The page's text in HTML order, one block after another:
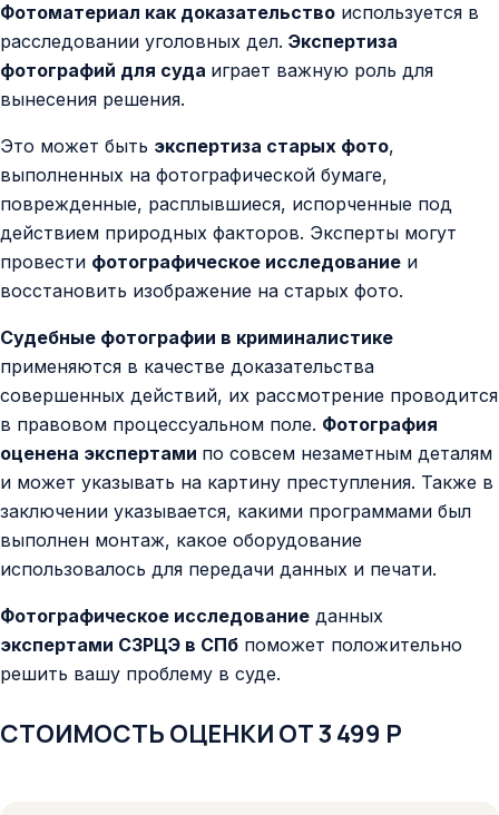
Фотоматериал как доказательство используется в
расследовании уголовных дел. Экспертиза
фотографий для суда играет важную роль для
вынесения решения.
Это может быть экспертиза старых фото,
выполненных на фотографической бумаге,
поврежденные, расплывшиеся, испорченные под
действием природных факторов. Эксперты могут
провести фотографическое исследование и
восстановить изображение на старых фото.
Судебные фотографии в криминалистике
применяются в качестве доказательства
совершенных действий, их рассмотрение проводится
в правовом процессуальном поле. Фотография
оценена экспертами по совсем незаметным деталям
и может указывать на картину преступления. Также в
заключении указывается, какими программами был
выполнен монтаж, какое оборудование
использовалось для передачи данных и печати.
Фотографическое исследование данных
экспертами СЗРЦЭ в СПб поможет положительно
решить вашу проблему в суде.
СТОИМОСТЬ ОЦЕНКИ ОТ 3 499 Р